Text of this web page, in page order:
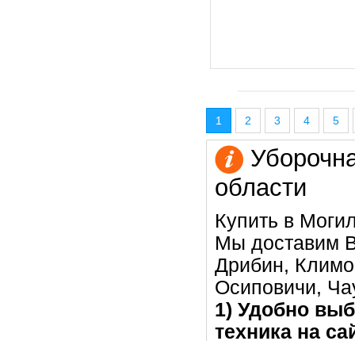
1 2 3 4 5
области
Купить в
Мы доставим
Дрибин,
Осиповичи,
1) Удобно
техника на